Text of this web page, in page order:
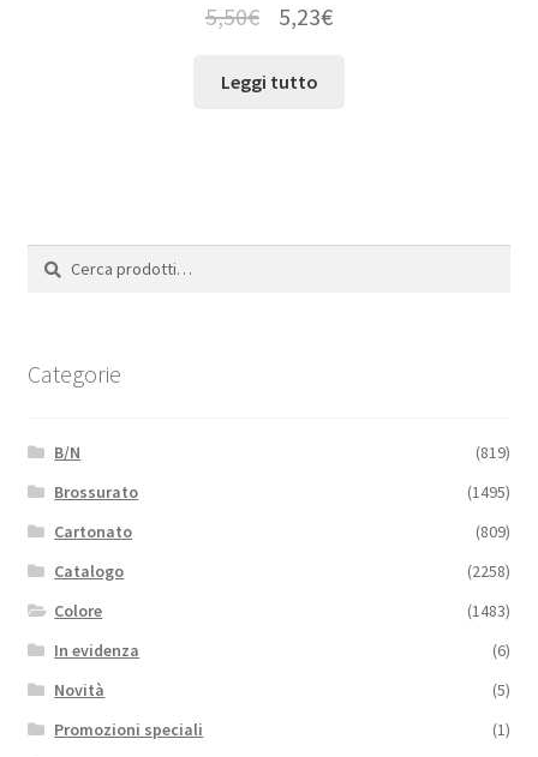
5,50€ 5,23€
Leggi tutto
Cerca:
Cerca
Categorie
B/N
(819)
Brossurato
(1495)
Cartonato
(809)
Catalogo
(2258)
Colore
(1483)
In evidenza
(6)
Novità
(5)
Promozioni speciali
(1)